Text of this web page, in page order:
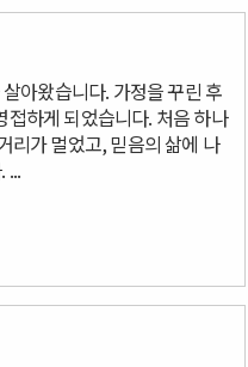
아왔습니다. 가정을 꾸린 후
하게 되었습니다. 처음 하나
리가 멀었고, 믿음의 삶에 나
...